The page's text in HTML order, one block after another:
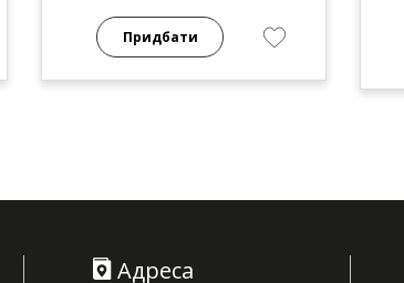
Придбати
Адреса